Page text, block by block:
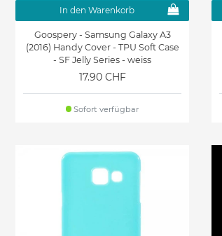
In den Warenkorb
Goospery - Samsung Galaxy A3
(2016) Handy Cover - TPU Soft Case
- SF Jelly Series - weiss
17.90 CHF
Sofort verfügbar